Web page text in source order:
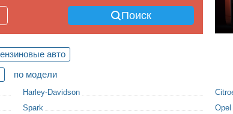
Поиск
авто
по модели
Harley-Davidson
Spark
Opel